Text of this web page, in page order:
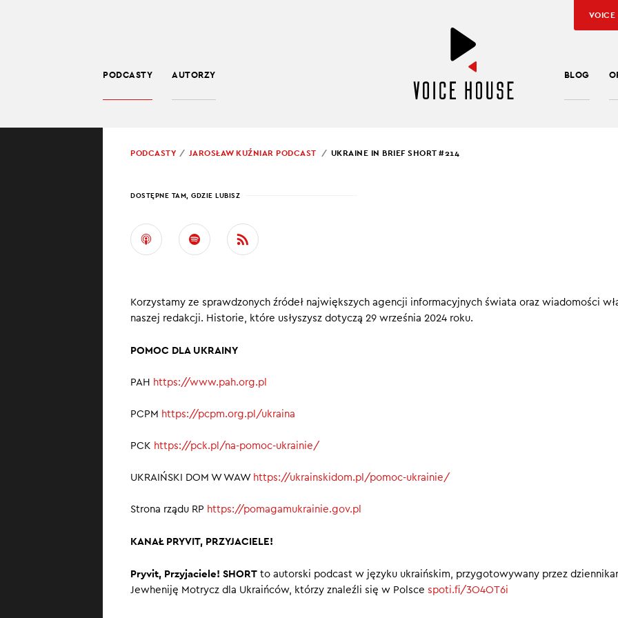
PODCASTY AUTORZY BLOG
VOICE
PROWADZĄCY:
UKRAINE IN BRIEF SHORT
Ukraine in brief SHORT
PODCASTY
JAROSŁAW KUŹNIAR PODCAST UKRAINE IN BRIEF SHORT #214
DOSTĘPNE TAM, GDZIE LUBISZ
Korzystamy ze sprawdzonych źródeł największych agencji informacyjnych świata oraz wiadomości
naszej redakcji. Historie, które usłyszysz dotyczą 29 września 2024 roku.
POMOC DLA UKRAINY
PAH https://www.pah.org.pl
PCPM https://pcpm.org.pl/ukraina
PCK https://pck.pl/na-pomoc-ukrainie/
UKRAIŃSKI DOM W WAW https://ukrainskidom.pl/pomoc-ukrainie/
Strona rządu RP https://pomagamukrainie.gov.pl
KANAŁ PRYVIT, PRZYJACIELE!
Pryvit, Przyjaciele! SHORT to autorski podcast w języku ukraińskim, przygotowywany przez
Jewheniję Motrycz dla Ukraińców, którzy znaleźli się w Polsce spoti.fi/3O4OT6i